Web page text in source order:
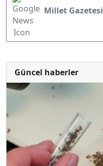
Millet Gazetesi
Güncel haberler